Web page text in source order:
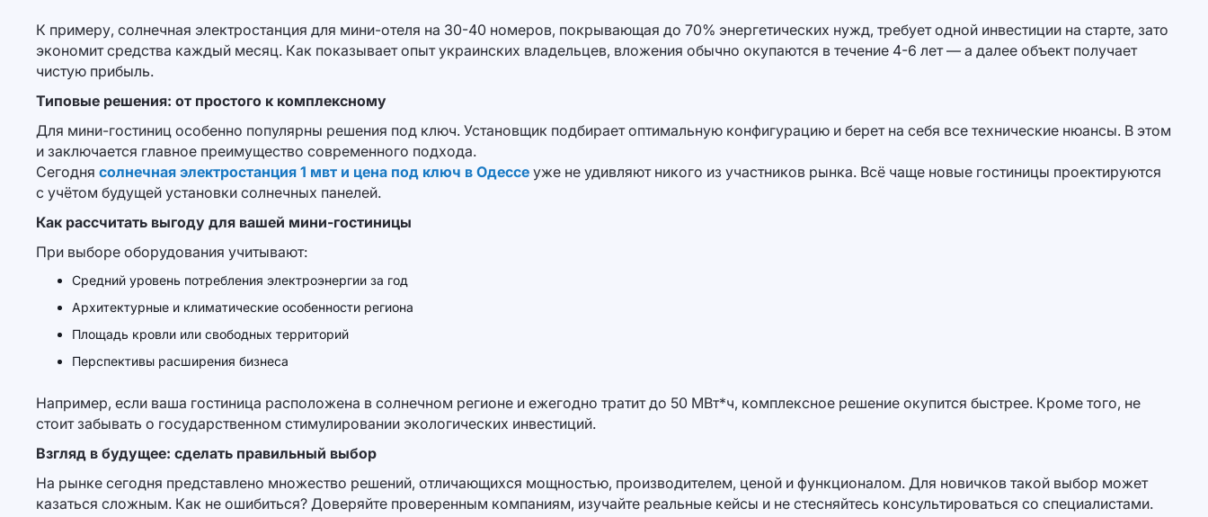
К примеру, солнечная электростанция для мини-отеля на 30-40 номеров, покрывающая до 70% энергетических нужд, требует одной инвестиции на старте, зато
экономит средства каждый месяц. Как показывает опыт украинских владельцев, вложения обычно окупаются в течение 4-6 лет — а далее объект получает
чистую прибыль.
Типовые решения: от простого к комплексному
Для мини-гостиниц особенно популярны решения под ключ. Установщик подбирает оптимальную конфигурацию и берет на себя все технические нюансы. В этом
и заключается главное преимущество современного подхода.
Сегодня солнечная электростанция 1 мвт и цена под ключ в Одессе уже не удивляют никого из участников рынка. Всё чаще новые гостиницы проектируются
с учётом будущей установки солнечных панелей.
Как рассчитать выгоду для вашей мини-гостиницы
При выборе оборудования учитывают:
Средний уровень потребления электроэнергии за год
Архитектурные и климатические особенности региона
Площадь кровли или свободных территорий
Перспективы расширения бизнеса
Например, если ваша гостиница расположена в солнечном регионе и ежегодно тратит до 50 МВт*ч, комплексное решение окупится быстрее. Кроме того, не
стоит забывать о государственном стимулировании экологических инвестиций.
Взгляд в будущее: сделать правильный выбор
На рынке сегодня представлено множество решений, отличающихся мощностью, производителем, ценой и функционалом. Для новичков такой выбор может
казаться сложным. Как не ошибиться? Доверяйте проверенным компаниям, изучайте реальные кейсы и не стесняйтесь консультироваться со специалистами.